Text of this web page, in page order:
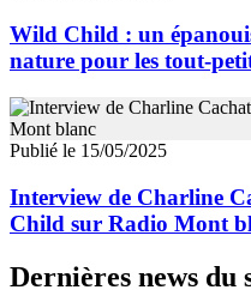
Wild Child : un
nature pour les tout-
Publié le 15/05/2025
Interview de Charline
Child sur Radio Mont
Dernières news du